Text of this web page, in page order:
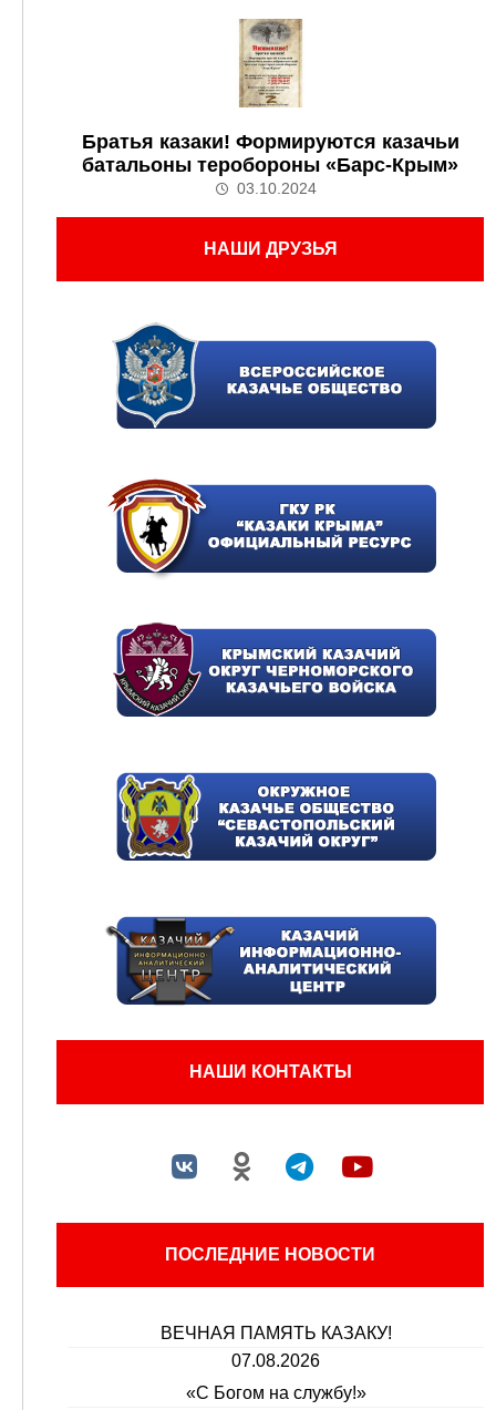
Братья казаки! Формируются казачьи
батальоны теробороны «Барс-Крым»
03.10.2024
НАШИ ДРУЗЬЯ
НАШИ КОНТАКТЫ
ПОСЛЕДНИЕ НОВОСТИ
ВЕЧНАЯ ПАМЯТЬ КАЗАКУ!
07.08.2026
«С Богом на службу!»